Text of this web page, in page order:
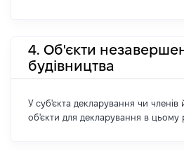
4. Об'єкти
будівництва
У суб'єкта декларування чи членів
об'єкти для декларування в цьому